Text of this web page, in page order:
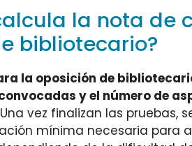
la nota de
bibliotecario?
la oposición de
y el número de
Una vez finalizan las pruebas,
mínima necesaria para